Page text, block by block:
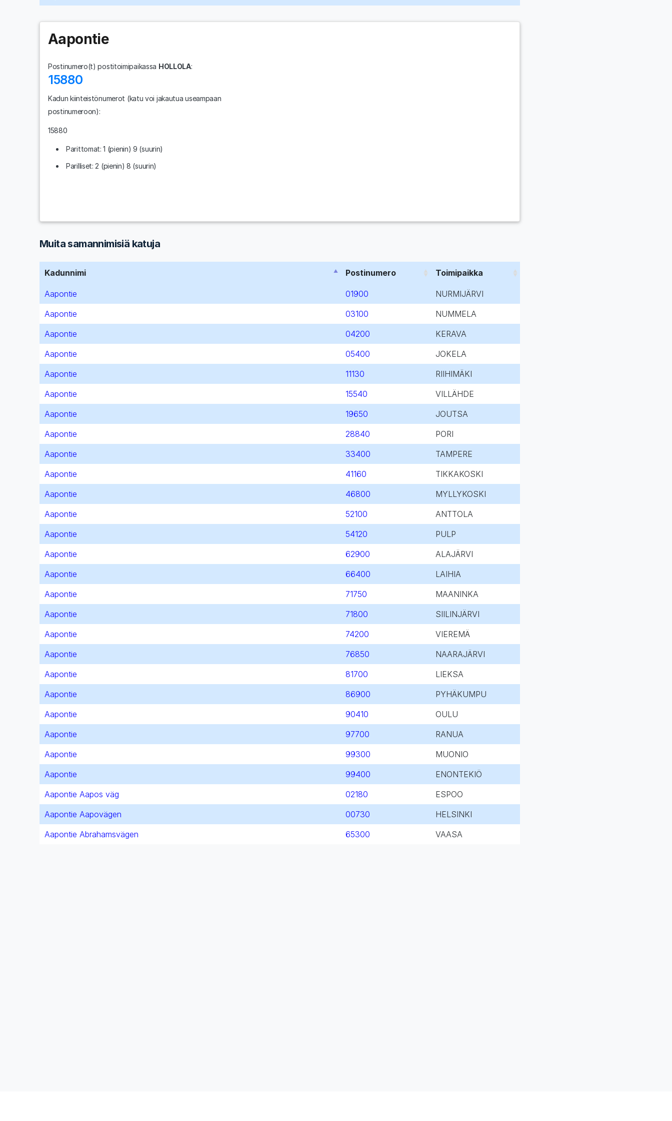
Aapontie
Postinumero(t) postitoimipaikassa HOLLOLA:
15880
Kadun kiinteistönumerot (katu voi jakautua useampaan
postinumeroon):
15880
Parittomat: 1 (pienin) 9 (suurin)
Parilliset: 2 (pienin) 8 (suurin)
Muita samannimisiä katuja
Kadunnimi Postinumero Toimipaikka
Aapontie 01900
NURMIJÄRVI
Aapontie
03100
NUMMELA
Aapontie
04200
KERAVA
Aapontie
05400
JOKELA
Aapontie
11130
RIIHIMÄKI
Aapontie
15540
VILLÄHDE
Aapontie
19650
JOUTSA
Aapontie
28840
PORI
Aapontie
33400
TAMPERE
Aapontie
41160
TIKKAKOSKI
Aapontie
46800
MYLLYKOSKI
Aapontie
52100
ANTTOLA
Aapontie
54120
PULP
Aapontie
62900
ALAJÄRVI
Aapontie
66400
LAIHIA
Aapontie
71750
MAANINKA
Aapontie
71800
SIILINJÄRVI
Aapontie
74200
VIEREMÄ
Aapontie
76850
NAARAJÄRVI
Aapontie
81700
LIEKSA
Aapontie
86900
PYHÄKUMPU
Aapontie
90410
OULU
Aapontie
97700
RANUA
Aapontie
99300
MUONIO
Aapontie
99400
ENONTEKIÖ
Aapontie Aapos väg
02180
ESPOO
Aapontie Aapovägen
00730
HELSINKI
Aapontie Abrahamsvägen
65300 VAASA